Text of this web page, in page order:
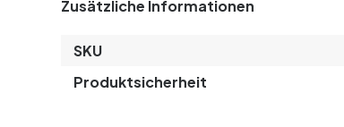
Zusätzliche Informationen
SKU
Produktsicherheit